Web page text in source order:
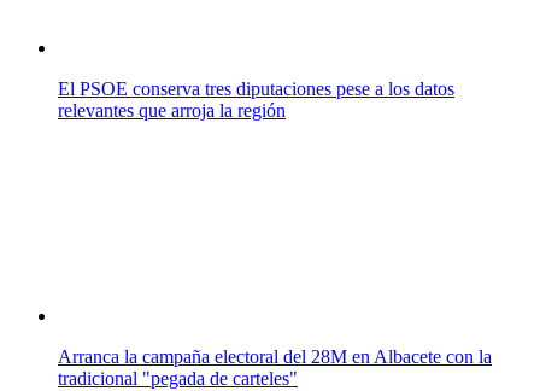
El PSOE conserva tres diputaciones pese a los datos
relevantes que arroja la región
Arranca la campaña electoral del 28M en Albacete con la
tradicional "pegada de carteles"